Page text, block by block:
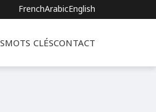
FrenchArabicEnglish
MOTS CLÉSCONTACT